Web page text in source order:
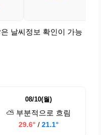
날씨정보 확인이 가능
08/10(월)
⛅ 부분적으로 흐림
29.6° / 21.1°